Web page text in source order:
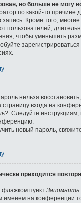
но больше не могу
по какой-то причине
Кроме того,
пользователей,
чтобы уменьшить
зарегистрироваться
нельзя
входа на
. Следуйте инструкциям,
новый пароль,
приходится
пункт Запомнить
именем на конференции